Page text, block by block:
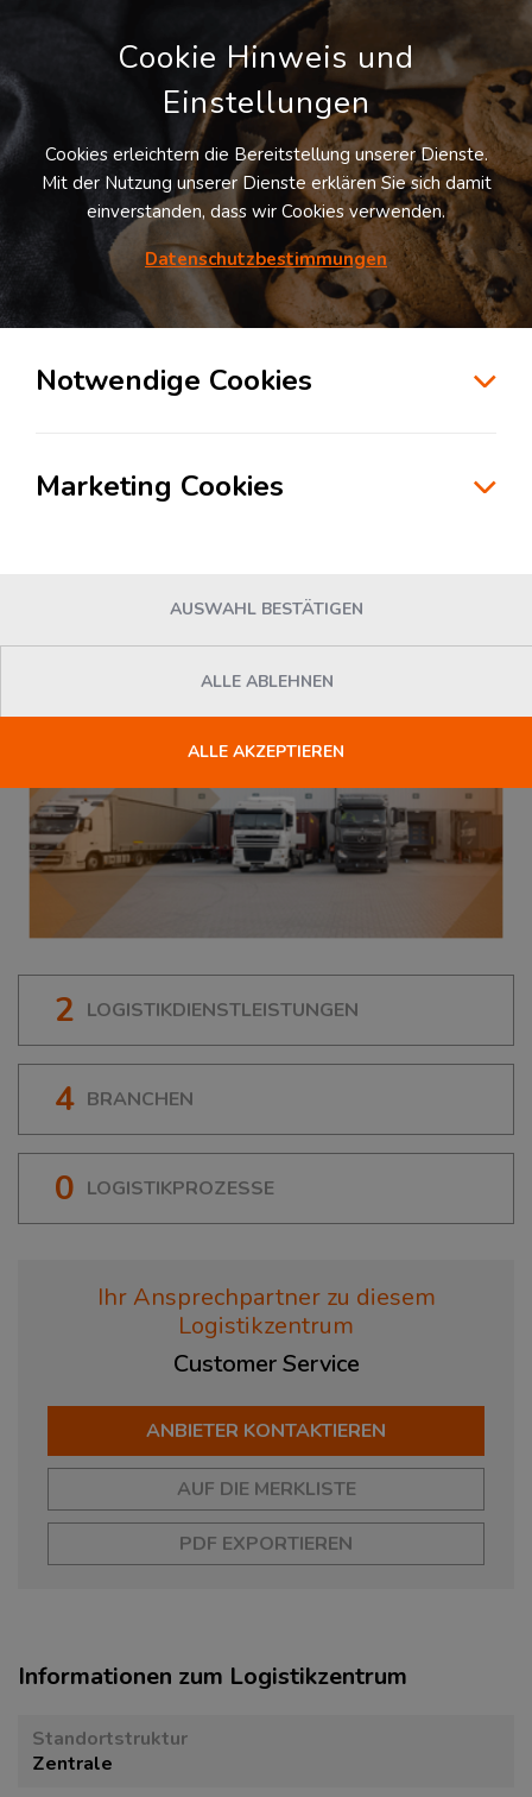
Möchten Sie diesen Suchauftrag
speichern und automatisch über neue
Standorte informiert werden?
der Branche Automotive in Bad Tölz
2 LOGISTIKDIENSTLEISTUNGEN
4 BRANCHEN
0 LOGISTIKPROZESSE
Ihr Ansprechpartner zu diesem
Logistikzentrum
Customer Service
ANBIETER KONTAKTIEREN
AUF DIE MERKLISTE
PDF EXPORTIEREN
Informationen zum Logistikzentrum
Standortstruktur
Zentrale
Cookie Hinweis und
Einstellungen
Cookies erleichtern die Bereitstellung unserer Dienste.
Mit der Nutzung unserer Dienste erklären Sie sich damit
einverstanden, dass wir Cookies verwenden.
Datenschutzbestimmungen
Notwendige Cookies
Marketing Cookies
AUSWAHL BESTÄTIGEN
ALLE ABLEHNEN
ALLE AKZEPTIEREN